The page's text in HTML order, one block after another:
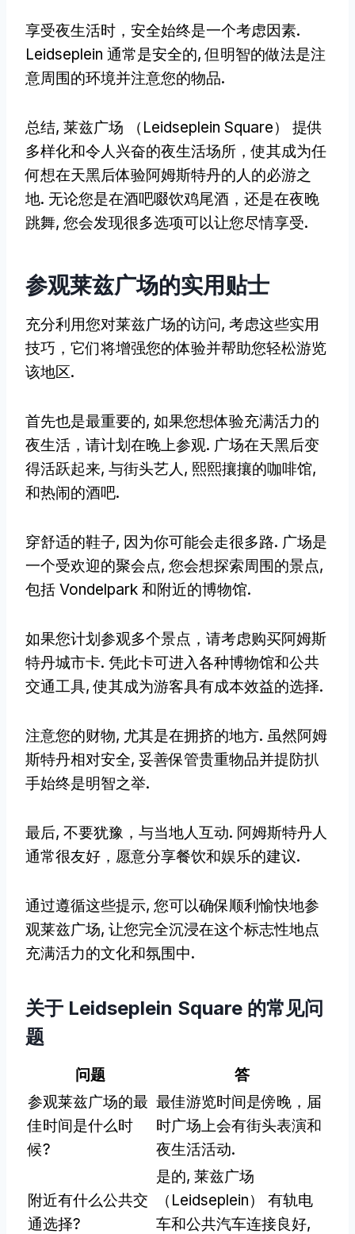
享受夜生活时，安全始终是一个考虑因素.
Leidseplein 通常是安全的, 但明智的做法是注
意周围的环境并注意您的物品.
总结, 莱兹广场 （Leidseplein Square） 提供
多样化和令人兴奋的夜生活场所，使其成为任
何想在天黑后体验阿姆斯特丹的人的必游之
地. 无论您是在酒吧啜饮鸡尾酒，还是在夜晚
跳舞, 您会发现很多选项可以让您尽情享受.
参观莱兹广场的实用贴士
充分利用您对莱兹广场的访问, 考虑这些实用
技巧，它们将增强您的体验并帮助您轻松游览
该地区.
首先也是最重要的, 如果您想体验充满活力的
夜生活，请计划在晚上参观. 广场在天黑后变
得活跃起来, 与街头艺人, 熙熙攘攘的咖啡馆,
和热闹的酒吧.
穿舒适的鞋子, 因为你可能会走很多路. 广场是
一个受欢迎的聚会点, 您会想探索周围的景点,
包括 Vondelpark 和附近的博物馆.
如果您计划参观多个景点，请考虑购买阿姆斯
特丹城市卡. 凭此卡可进入各种博物馆和公共
交通工具, 使其成为游客具有成本效益的选择.
注意您的财物, 尤其是在拥挤的地方. 虽然阿姆
斯特丹相对安全, 妥善保管贵重物品并提防扒
手始终是明智之举.
最后, 不要犹豫，与当地人互动. 阿姆斯特丹人
通常很友好，愿意分享餐饮和娱乐的建议.
通过遵循这些提示, 您可以确保顺利愉快地参
观莱兹广场, 让您完全沉浸在这个标志性地点
充满活力的文化和氛围中.
关于 Leidseplein Square 的常见问
题
问题
答
参观莱兹广场的最
佳时间是什么时
候?
最佳游览时间是傍晚，届
时广场上会有街头表演和
夜生活活动.
附近有什么公共交
通选择?
是的, 莱兹广场
（Leidseplein） 有轨电
车和公共汽车连接良好,